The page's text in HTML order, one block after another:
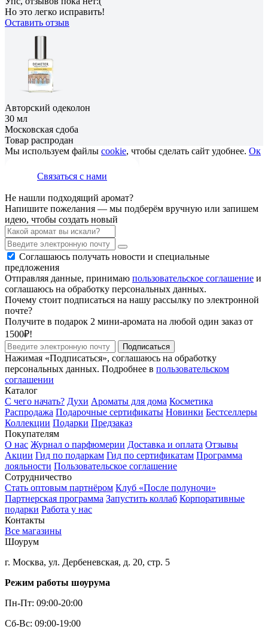
Но это легко исправить!
Оставить отзыв
Авторский одеколон
30 мл
Московская сдоба
Товар распродан
Мы используем файлы cookie, чтобы сделать сайт удобнее. Ок
Связаться с нами
Не нашли подходящий аромат?
Напишите пожелания — мы подберём вручную или запишем
идею, чтобы создать новый
Соглашаюсь получать новости и специальные
предложения
Отправляя данные, принимаю пользовательское соглашение и
соглашаюсь на обработку персональных данных.
Почему стоит подписаться на нашу рассылку по электронной
почте?
Получите в подарок 2 мини-аромата на любой один заказ от
1500₽!
Подписаться
Нажимая «Подписаться», соглашаюсь на обработку
персональных данных. Подробнее в пользовательском
соглашении
Каталог
С чего начать? Духи Ароматы для дома Косметика
Распродажа Подарочные сертификаты Новинки Бестселлеры
Коллекции Подарки Предзаказ
Покупателям
О нас Журнал о парфюмерии Доставка и оплата Отзывы
Акции Гид по подаркам Гид по сертификатам Программа
лояльности Пользовательское соглашение
Сотрудничество
Стать оптовым партнёром Клуб «После полуночи»
Партнерская программа Запустить коллаб Корпоративные
подарки Работа у нас
Контакты
Все магазины
Шоурум
г. Москва, ул. Дербеневская, д. 20, стр. 5
Режим работы шоурума
Пн-Пт: 09:00-20:00
Сб-Вс: 09:00-19:00